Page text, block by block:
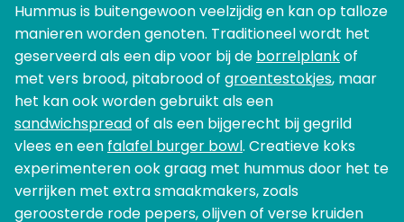
Hummus is buitengewoon veelzijdig en kan op talloze
manieren worden genoten. Traditioneel wordt het
geserveerd als een dip voor bij de borrelplankof
met vers brood, pitabrood of groentestokjes, maar
het kan ook worden gebruikt als een
sandwichspreadof als een bijgerecht bij gegrild
vlees en een falafel burger bowl. Creatieve koks
experimenteren ook graag met hummus door het te
verrijken met extra smaakmakers, zoals
geroosterde rode pepers, olijven of verse kruiden